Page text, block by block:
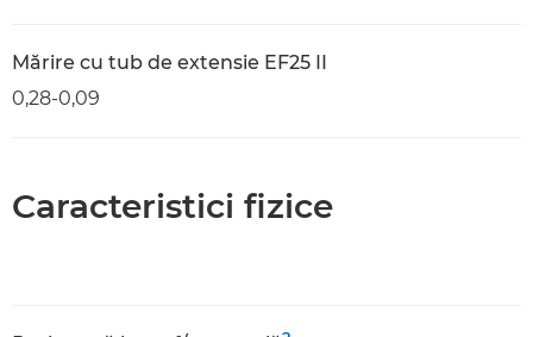
Mărire cu tub de extensie EF25 II
0,28-0,09
Caracteristici fizice